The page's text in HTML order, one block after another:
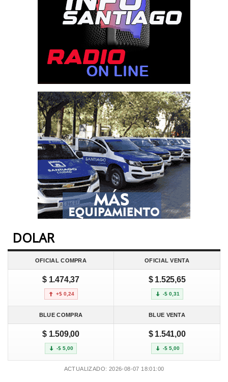
DOLAR
OFICIAL COMPRA OFICIAL VENTA
$ 1.474,37
+$ 0,24
$ 1.525,65
-$ 0,31
BLUE COMPRA BLUE VENTA
$ 1.509,00
-$ 5,00
$ 1.541,00
-$ 5,00
ACTUALIZADO: 2026-08-07 18:01:00